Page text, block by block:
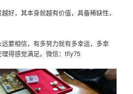
好，其本身就越有价值，具备稀缺性，
要相信，有多努力就有多幸运，多幸
得感觉满足。微信：tfly75